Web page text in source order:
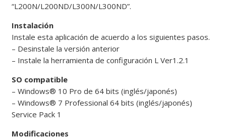
“L200N/L200ND/L300N/L300ND”.
Instalación
Instale esta aplicación de acuerdo a los siguientes pasos.
– Desinstale la versión anterior
– Instale la herramienta de configuración L Ver1.2.1
SO compatible
– Windows® 10 Pro de 64 bits (inglés/japonés)
– Windows® 7 Professional 64 bits (inglés/japonés)
Service Pack 1
Modificaciones